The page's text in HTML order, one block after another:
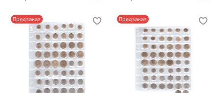
Предзаказ Предзаказ